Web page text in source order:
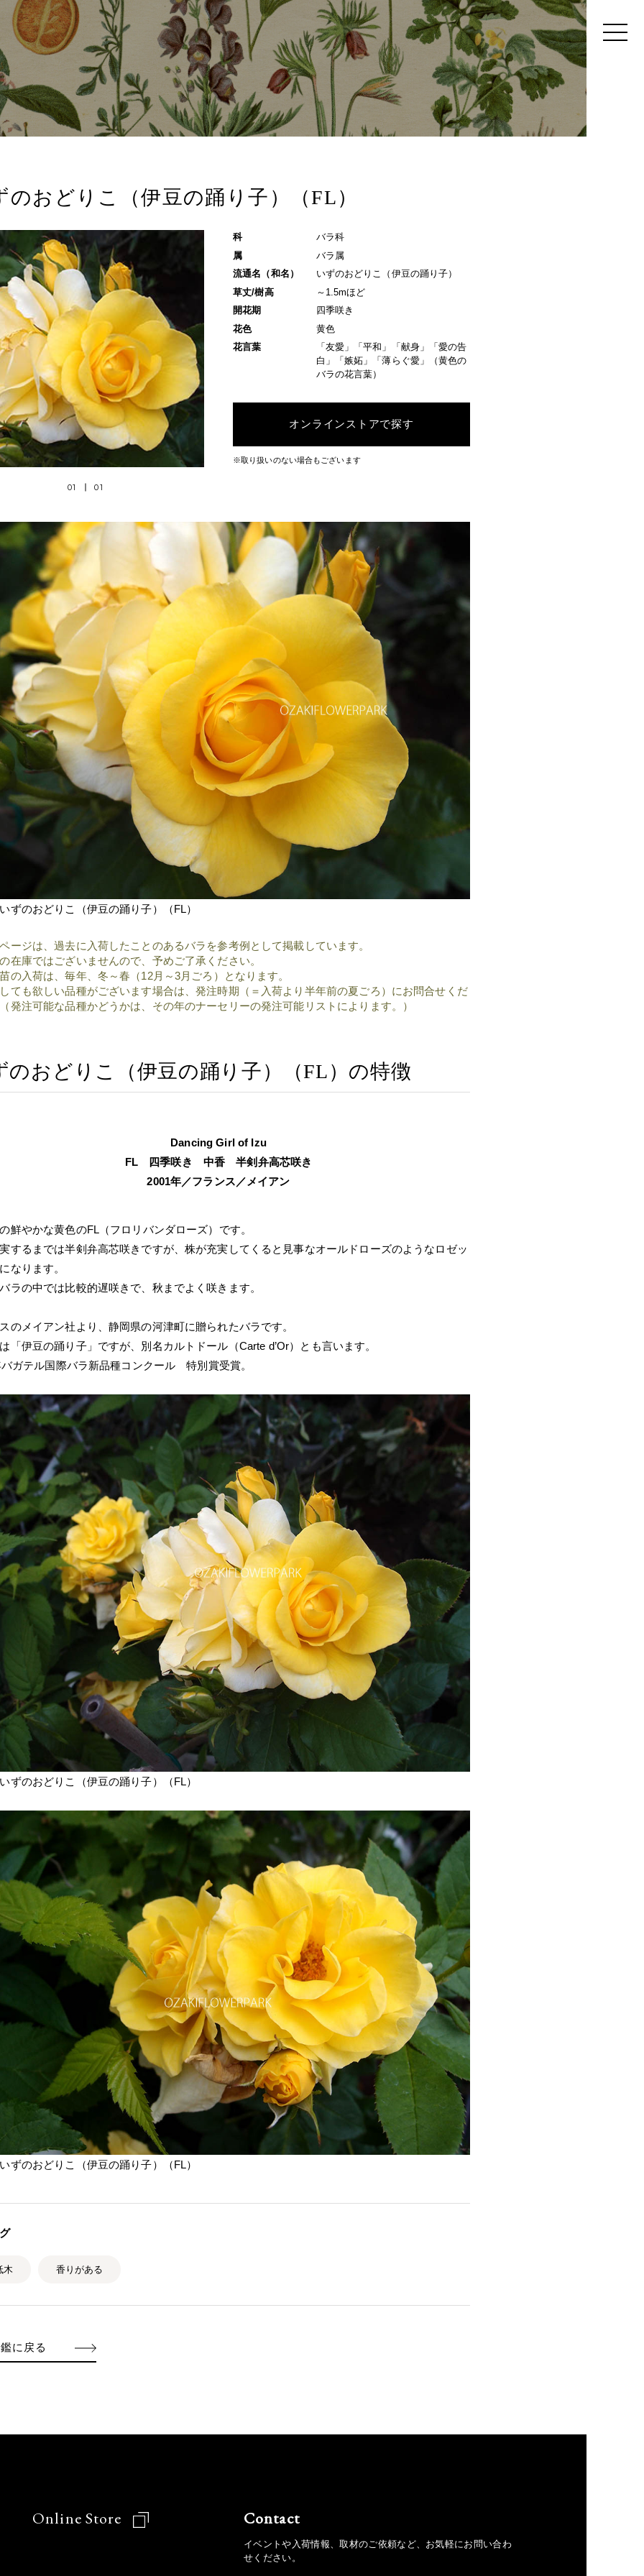
のおどりこ（伊豆の踊り子）（FL）
01 01
科
バラ科
属
バラ属
流通名（和名）
いずのおどりこ（伊豆の踊り子）
草丈/樹高
～1.5mほど
開花期
四季咲き
花色
黄色
花言葉
「友愛」「平和」「献身」「愛の告
白」「嫉妬」「薄らぐ愛」（黄色の
バラの花言葉）
オンラインストアで探す
※取り扱いのない場合もございます
ずのおどりこ（伊豆の踊り子）（FL）
ージは、過去に入荷したことのあるバラを参考例として掲載しています。
在庫ではございませんので、予めご了承ください。
の入荷は、毎年、冬～春（12月～3月ごろ）となります。
ても欲しい品種がございます場合は、発注時期（＝入荷より半年前の夏ごろ）にお問合せくだ
発注可能な品種かどうかは、その年のナーセリーの発注可能リストによります。）
のおどりこ（伊豆の踊り子）（FL）の特徴
Dancing Girl of Izu
FL 四季咲き 中香 半剣弁高芯咲き
2001年／フランス／メイアン
鮮やかな黄色のFL（フロリバンダローズ）です。
するまでは半剣弁高芯咲きですが、株が充実してくると見事なオールドローズのようなロゼッ
なります。
ラの中では比較的遅咲きで、秋までよく咲きます。
のメイアン社より、静岡県の河津町に贈られたバラです。
「伊豆の踊り子」ですが、別名カルトドール（Carte d’Or）とも言います。
ガテル国際バラ新品種コンクール 特別賞受賞。
ずのおどりこ（伊豆の踊り子）（FL）
ずのおどりこ（伊豆の踊り子）（FL）
木 香りがある
に戻る
Online Store Contact
イベントや入荷情報、取材のご依頼など、お気軽にお問い合わ
せください。